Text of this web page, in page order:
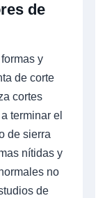
de
y
de corte
cortes
terminar el
de sierra
nítidas y
no
de